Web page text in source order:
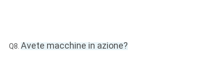
Q8. Avete macchine in azione?